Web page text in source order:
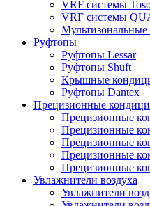
VRF системы
VRF системы
Руфтопы
Руфтопы Lessar
Руфтопы Shuft
Крышные
Руфтопы Dantex
Прецизионные
Прецизионные
Прецизионные
Прецизионные
Прецизионные
Прецизионные
Увлажнители воздуха
Увлажнители